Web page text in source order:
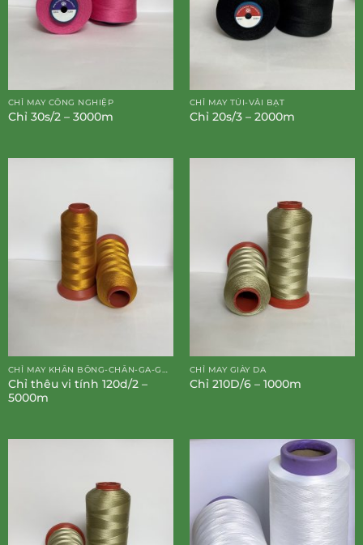
CHỈ MAY CÔNG NGHIỆP
Chỉ 30s/2 – 3000m
CHỈ MAY TÚI-VẢI BẠT
Chỉ 20s/3 – 2000m
CHỈ MAY KHĂN BÔNG-CHĂN-GA-GỐI-ĐỆM
Chỉ thêu vi tính 120d/2 –
5000m
CHỈ MAY GIÀY DA
Chỉ 210D/6 – 1000m